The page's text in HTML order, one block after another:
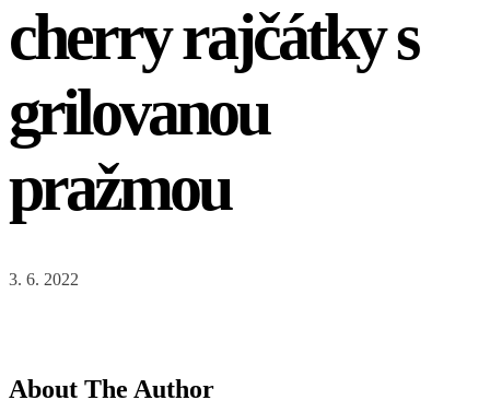
cherry rajčátky s
grilovanou
pražmou
3. 6. 2022
About The Author